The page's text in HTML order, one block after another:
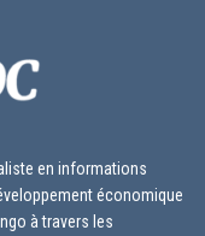
en informations
économique
à travers les